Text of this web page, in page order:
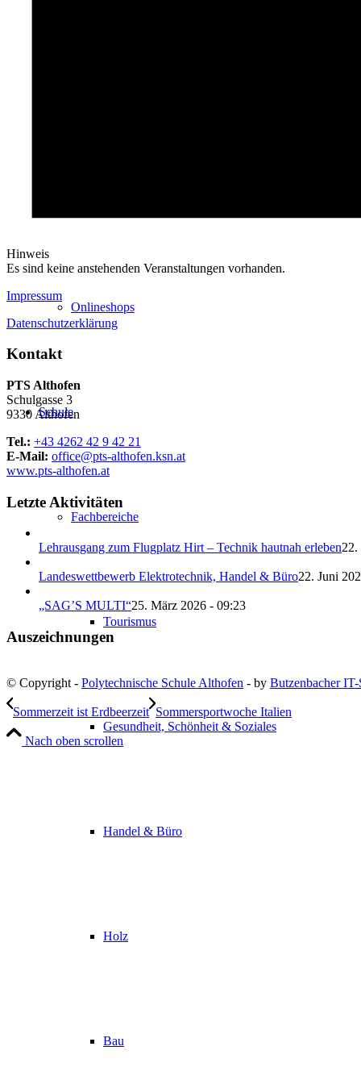
Onlineshops
Schule
Fachbereiche
Tourismus
Gesundheit, Schönheit & Soziales
Handel & Büro
Holz
Bau
Hinweis
Es sind keine anstehenden Veranstaltungen vorhanden.
Impressum
Datenschutzerklärung
Kontakt
PTS Althofen
Schulgasse 3
9330 Althofen
Tel.: +43 4262 42 9 42 21
E-Mail: office@pts-althofen.ksn.at
www.pts-althofen.at
Letzte Aktivitäten
Lehrausgang zum Flugplatz Hirt – Technik hautnah erleben22.
Landeswettbewerb Elektrotechnik, Handel & Büro22. Juni
„SAG’S MULTI“25. März 2026 - 09:23
Auszeichnungen
© Copyright - Polytechnische Schule Althofen - by Butzenbacher IT-
Sommerzeit ist Erdbeerzeit Sommersportwoche Italien
Nach oben scrollen